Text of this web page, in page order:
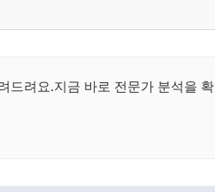
드려요.지금 바로 전문가 분석을 확